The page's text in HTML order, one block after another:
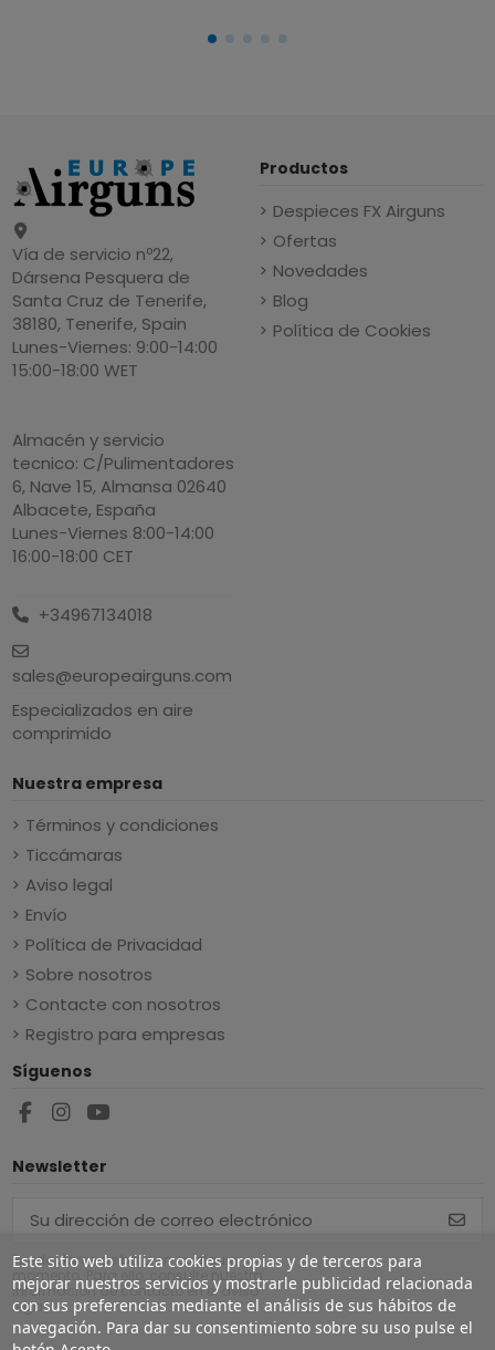
Vía de servicio nº22,
Dársena Pesquera de
Santa Cruz de Tenerife,
38180, Tenerife, Spain
Lunes-Viernes: 9:00-14:00
15:00-18:00 WET
Almacén y servicio
tecnico: C/Pulimentadores
6, Nave 15, Almansa 02640
Albacete, España
Lunes-Viernes 8:00-14:00
16:00-18:00 CET
+34967134018
sales@europeairguns.com
Especializados en aire
comprimido
Productos
Despieces FX Airguns
Ofertas
Novedades
Blog
Política de Cookies
Nuestra empresa
Términos y condiciones
Ticcámaras
Aviso legal
Envío
Política de Privacidad
Sobre nosotros
Contacte con nosotros
Registro para empresas
Este sitio web utiliza cookies propias y de terceros para
mejorar nuestros servicios y mostrarle publicidad relacionada
con sus preferencias mediante el análisis de sus hábitos de
navegación. Para dar su consentimiento sobre su uso pulse el
Síguenos
Newsletter
Puede darse de baja en cualquier
momento. Para ello, consulte nuestra
información de contacto en el aviso
legal.